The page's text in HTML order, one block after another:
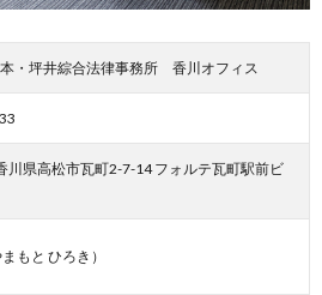
・坪井綜合法律事務所 香川オフィス
川県高松市瓦町2-7-14 フォルテ瓦町駅前ビ
もと ひろき）